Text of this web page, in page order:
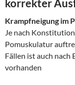
korrekter
Krampfneigung im
Je nach
Pomuskulatur
Fällen ist auch nach
vorhanden